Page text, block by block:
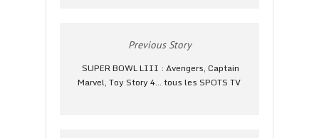
Previous Story
SUPER BOWL LIII : Avengers, Captain
Marvel, Toy Story 4... tous les SPOTS TV